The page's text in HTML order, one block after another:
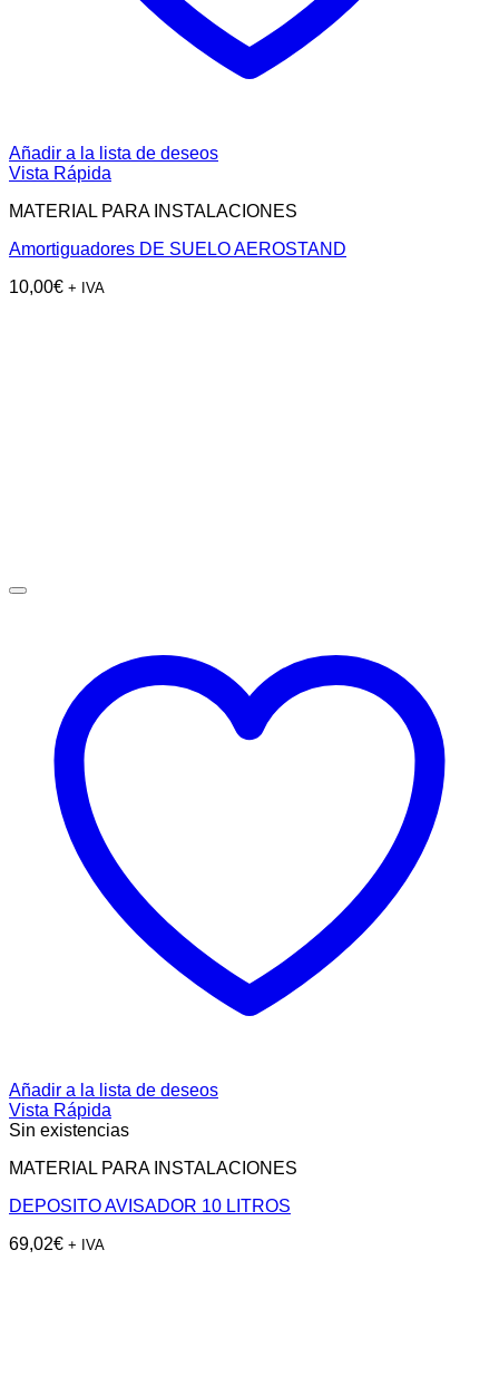
Añadir a la lista de deseos
Vista Rápida
MATERIAL PARA INSTALACIONES
Amortiguadores DE SUELO AEROSTAND
10,00€ + IVA
Añadir a la lista de deseos
Vista Rápida
Sin existencias
MATERIAL PARA INSTALACIONES
DEPOSITO AVISADOR 10 LITROS
69,02€ + IVA